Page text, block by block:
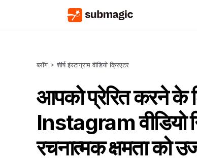
ब्लॉग > शीर्ष इंस्टाग्राम वीडियो क्रिएटर
आपको प्रेरित करने के
Instagram वीडियो
रचनात्मक क्षमता को